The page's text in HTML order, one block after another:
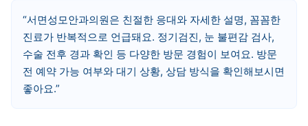
서면성모안과의원은 친절한 응대와 자세한 설명, 꼼꼼한
진료가 반복적으로 언급돼요. 정기검진, 눈 불편감 검사,
수술 전후 경과 확인 등 다양한 방문 경험이 보여요. 방문
전 예약 가능 여부와 대기 상황, 상담 방식을 확인해보시면
좋아요.